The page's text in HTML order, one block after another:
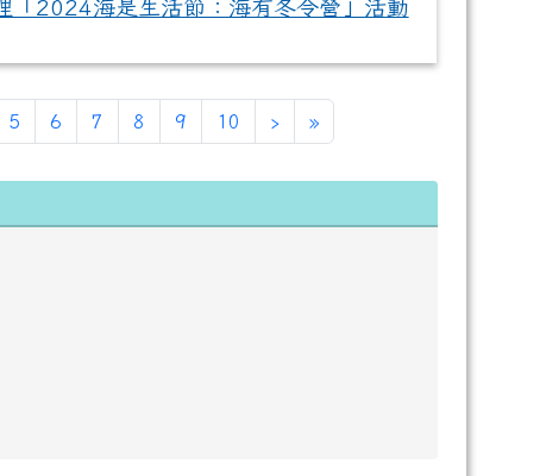
「2024海是生活節：海有冬令營」活動
前頁次)
5 6 7 8 9 10 ›下一頁
»最後頁